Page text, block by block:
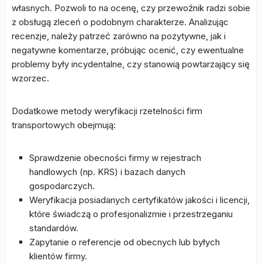
własnych. Pozwoli to na ocenę, czy przewoźnik radzi sobie
z obsługą zleceń o podobnym charakterze. Analizując
recenzje, należy patrzeć zarówno na pozytywne, jak i
negatywne komentarze, próbując ocenić, czy ewentualne
problemy były incydentalne, czy stanowią powtarzający się
wzorzec.
Dodatkowe metody weryfikacji rzetelności firm
transportowych obejmują:
Sprawdzenie obecności firmy w rejestrach
handlowych (np. KRS) i bazach danych
gospodarczych.
Weryfikacja posiadanych certyfikatów jakości i licencji,
które świadczą o profesjonalizmie i przestrzeganiu
standardów.
Zapytanie o referencje od obecnych lub byłych
klientów firmy.